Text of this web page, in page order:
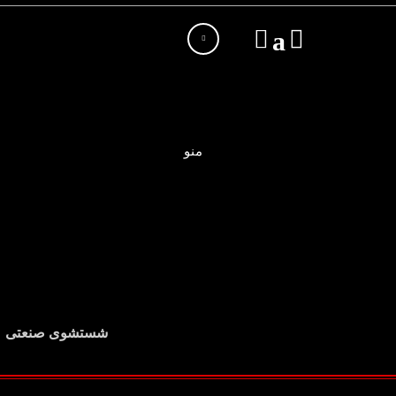
شستشوی صنعتی
منو